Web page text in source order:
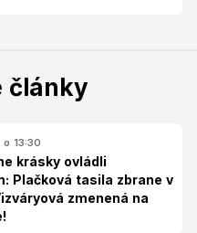
články
13:30
krásky ovládli
Plačková tasila zbrane v
zmenená na